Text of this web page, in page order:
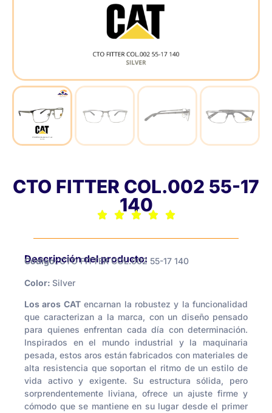
CTO FITTER COL.002 55-17
140
Descripción del producto:
Código:CTO FITTER COL.002 55-17 140
Color: Silver
Los aros CATencarnan la robustez y la funcionalidad
que caracterizan a la marca, con un diseño pensado
para quienes enfrentan cada día con determinación.
Inspirados en el mundo industrial y la maquinaria
pesada, estos aros están fabricados con materiales de
alta resistencia que soportan el ritmo de un estilo de
vida activo y exigente. Su estructura sólida, pero
sorprendentemente liviana, ofrece un ajuste firme y
cómodo que se mantiene en su lugar desde el primer